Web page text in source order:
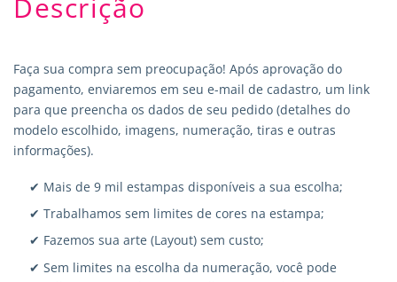
Descrição
Faça sua compra sem preocupação! Após aprovação do
pagamento, enviaremos em seu e-mail de cadastro, um link
para que preencha os dados de seu pedido (detalhes do
modelo escolhido, imagens, numeração, tiras e outras
informações).
✔ Mais de 9 mil estampas disponíveis a sua escolha;
✔ Trabalhamos sem limites de cores na estampa;
✔ Fazemos sua arte (Layout) sem custo;
✔ Sem limites na escolha da numeração, você pode